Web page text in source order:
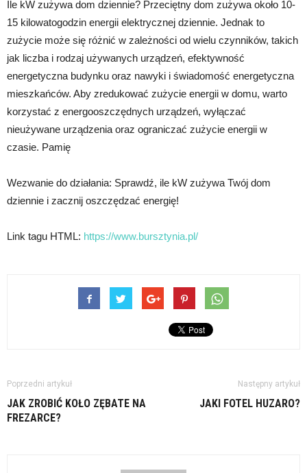
Ile kW zużywa dom dziennie? Przeciętny dom zużywa około 10-
15 kilowatogodzin energii elektrycznej dziennie. Jednak to
zużycie może się różnić w zależności od wielu czynników, takich
jak liczba i rodzaj używanych urządzeń, efektywność
energetyczna budynku oraz nawyki i świadomość energetyczna
mieszkańców. Aby zredukować zużycie energii w domu, warto
korzystać z energooszczędnych urządzeń, wyłączać
nieużywane urządzenia oraz ograniczać zużycie energii w
czasie. Pamię
Wezwanie do działania: Sprawdź, ile kW zużywa Twój dom
dziennie i zacznij oszczędzać energię!
Link tagu HTML: https://www.bursztynia.pl/
Poprzedni artykuł
JAK ZROBIĆ KOŁO ZĘBATE NA
FREZARCE?
Następny artykuł
JAKI FOTEL HUZARO?